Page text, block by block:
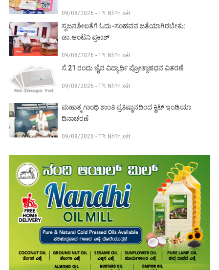
09/08/2026 - T?t Nh?n xét
ಸೃಜನಶೀಲತೆಗೆ ಓದು-ಸಂಹವನ ಜತೆಯಾಗಿರಬೇಕು:
ಡಾ.ಆಂಟನಿ ಪ್ರಕಾಶ್
09/08/2026 - T?t Nh?n xét
ಸೆ.21 ರಂದು ಜೈನ ವಿದ್ಯಾರ್ಥಿ ಪ್ರೋತ್ಸಾಹಧನ ವಿತರಣೆ
09/08/2026 - T?t Nh?n xét
ಮಹಾತ್ಮ ಗಾಂಧಿ ಶಾಂತಿ ಪ್ರತಿಷ್ಠಾನದಿಂದ ಕ್ವಿಟ್ ಇಂಡಿಯಾ
ದಿನಾಚರಣೆ
09/08/2026 - T?t Nh?n xét